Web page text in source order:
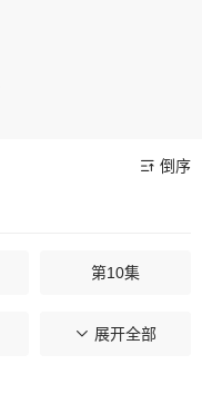
倒序
第10集
第07集
展开全部